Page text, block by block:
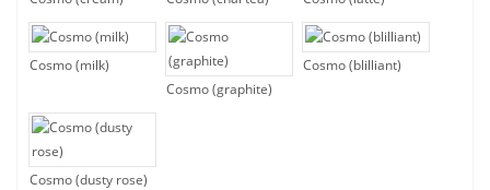
Cosmo (milk)
Cosmo (graphite)
Cosmo (blilliant)
Cosmo (dusty rose)